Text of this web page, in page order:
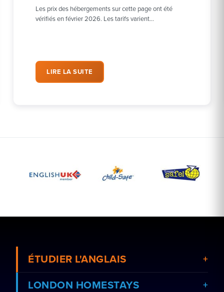
Les prix des hébergements sur cette page ont été
vérifiés en février 2026. Les tarifs varient…
LIRE LA SUITE
ÉTUDIER L'ANGLAIS
LONDON HOMESTAYS